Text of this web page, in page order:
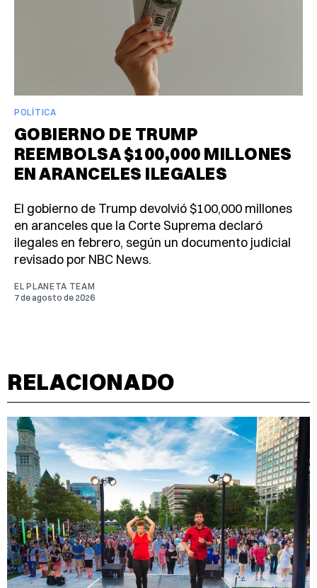
POLÍTICA
GOBIERNO DE TRUMP
REEMBOLSA $100,000 MILLONES
EN ARANCELES ILEGALES
El gobierno de Trump devolvió $100,000 millones
en aranceles que la Corte Suprema declaró
ilegales en febrero, según un documento judicial
revisado por NBC News.
EL PLANETA TEAM
7 de agosto de 2026
RELACIONADO